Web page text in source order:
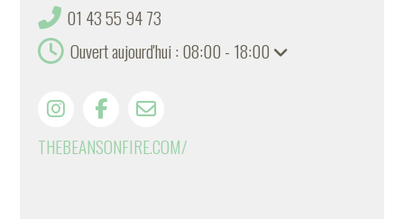
01 43 55 94 73
Ouvert aujourd'hui : 08:00 - 18:00
THEBEANSONFIRE.COM/